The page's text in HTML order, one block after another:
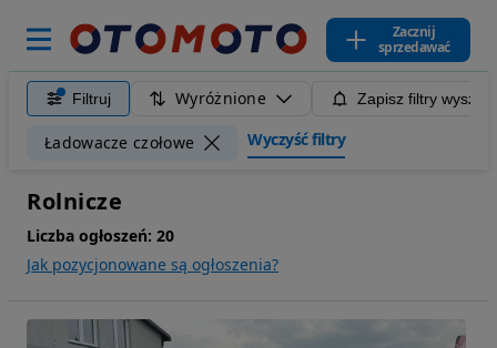
Zacznij
sprzedawać
Filtruj Wyróżnione Zapisz filtry
Ładowacze czołowe Wyczyść filtry
Rolnicze
Liczba ogłoszeń: 20
Jak pozycjonowane są ogłoszenia?